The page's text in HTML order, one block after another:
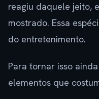
reagiu daquele jeito,
mostrado. Essa
do entretenimento.
Para tornar isso
elementos que